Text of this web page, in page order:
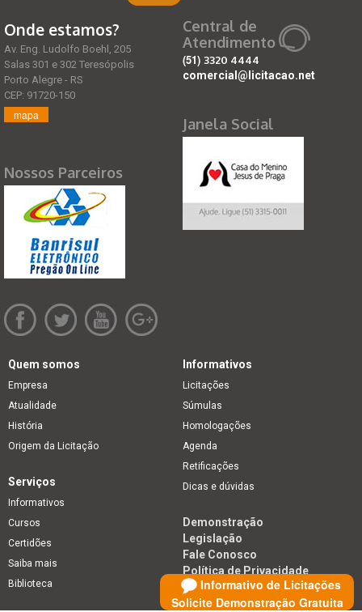
Informativo de Licitações
Solicite Demonstração Gratuita
Onde estamos?
Av. Eng. Ludolfo Boehl, 205
Salas 301 e 302 Teresópolis
Porto Alegre - RS
CEP: 91720-150
mapa
Nossos Parceiros
Central de
Atendimento
(51) 3320 4444
comercial@licitacao.net
Janela Social
Quem somos
Empresa
Atualidade
História
Origem da Licitação
Informativos
Licitações
Súmulas
Homologações
Agenda
Retificações
Dicas e dúvidas
Serviços
Informativos
Cursos
Certidões
Saiba mais
Biblioteca
Demonstração
Legislação
Fale Conosco
Política de Privacidade